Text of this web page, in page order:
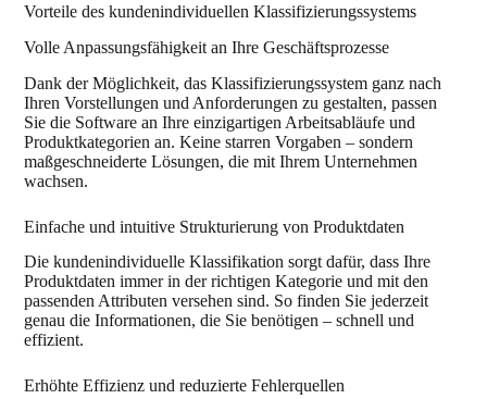
Vorteile des kundenindividuellen Klassifizierungssystems
Volle Anpassungsfähigkeit an Ihre Geschäftsprozesse
Dank der Möglichkeit, das Klassifizierungssystem ganz nach
Ihren Vorstellungen und Anforderungen zu gestalten, passen
Sie die Software an Ihre einzigartigen Arbeitsabläufe und
Produktkategorien an. Keine starren Vorgaben – sondern
maßgeschneiderte Lösungen, die mit Ihrem Unternehmen
wachsen.
Einfache und intuitive Strukturierung von Produktdaten
Die kundenindividuelle Klassifikation sorgt dafür, dass Ihre
Produktdaten immer in der richtigen Kategorie und mit den
passenden Attributen versehen sind. So finden Sie jederzeit
genau die Informationen, die Sie benötigen – schnell und
effizient.
Erhöhte Effizienz und reduzierte Fehlerquellen